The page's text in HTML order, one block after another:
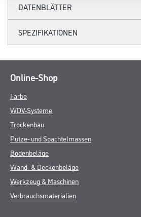
DATENBLÄTTER
SPEZIFIKATIONEN
Online-Shop
Farbe
WDV-Systeme
Trockenbau
Putze- und Spachtelmassen
Bodenbeläge
Wand- & Deckenbeläge
Werkzeug & Maschinen
Verbrauchsmaterialien